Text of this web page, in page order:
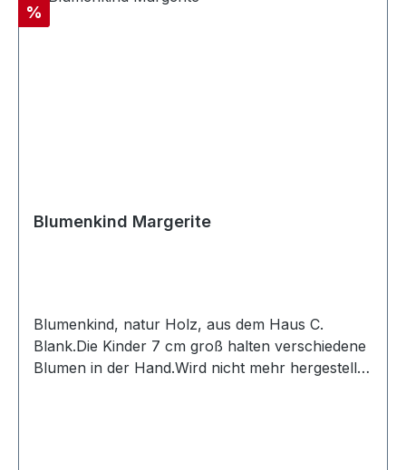
Rabatt
%
Blumenkind Margerite
Blumenkind, natur Holz, aus dem Haus C.
Blank.Die Kinder 7 cm groß halten verschiedene
Blumen in der Hand.Wird nicht mehr hergestellt.